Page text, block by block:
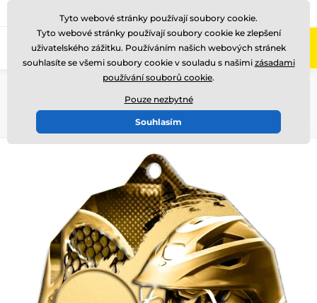
Zavolejte nám (Po-Pá 8-17)
Tyto webové stránky používají soubory cookie.
Tyto webové stránky používají soubory cookie ke zlepšení
uživatelského zážitku. Používáním našich webových stránek
souhlasíte se všemi soubory cookie v souladu s našimi zásadami
používání souborů cookie.
Pouze nezbytné
Souhlasím